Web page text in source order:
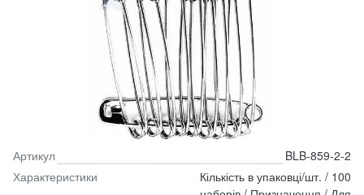
Артикул
BLB-859-2-2
Характеристики
Кількість в упаковці/шт. / 100